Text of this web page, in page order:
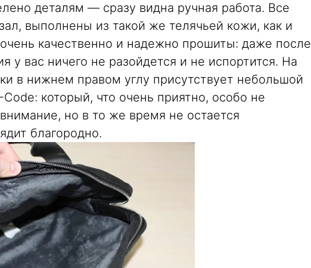
деталям — сразу видна ручная работа. Все
выполнены из такой же телячьей кожи, как и
качественно и надежно прошиты: даже после
у вас ничего не разойдется и не испортится. На
в нижнем правом углу присутствует небольшой
который, что очень приятно, особо не
но в то же время не остается
благородно.